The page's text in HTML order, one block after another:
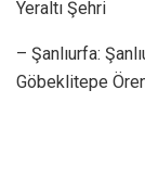
Yeraltı Şehri
– Şanlıurfa:
⁠Göbeklitepe